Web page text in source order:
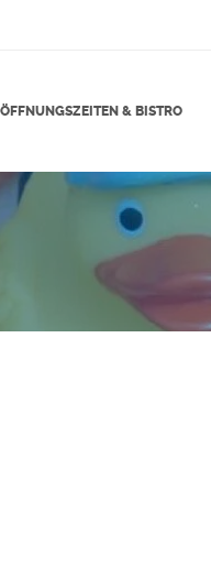
& BISTRO